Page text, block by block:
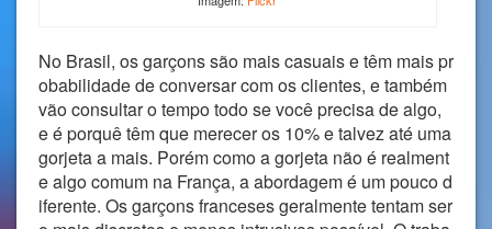
No Brasil, os garçons são mais casuais e têm mais pr
obabilidade de conversar com os clientes, e também
vão consultar o tempo todo se você precisa de algo,
e é porquê têm que merecer os 10% e talvez até uma
gorjeta a mais. Porém como a gorjeta não é realment
e algo comum na França, a abordagem é um pouco d
iferente. Os garçons franceses geralmente tentam ser